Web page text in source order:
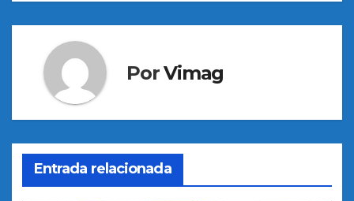
PorVimag
Entrada relacionada